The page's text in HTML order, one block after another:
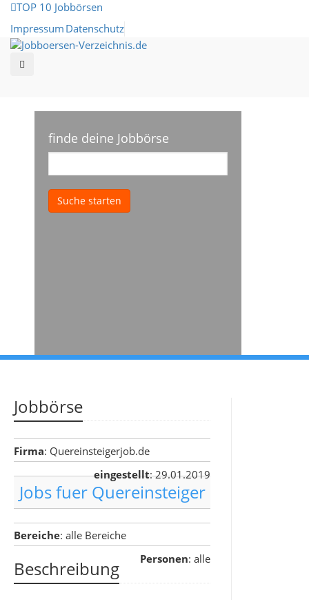
TOP 10 Jobbörsen
Impressum Datenschutz
finde deine Jobbörse
Suche starten
Jobbörse
Firma: Quereinsteigerjob.de
eingestellt: 29.01.2019
Jobs fuer Quereinsteiger
Bereiche: alle Bereiche
Personen: alle
Beschreibung